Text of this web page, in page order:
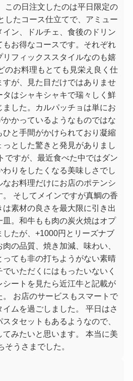
この日注文したのは平日限定の
したコース仕立てで、アミュー
イン、ドルチェ、食後のドリン
もお得なコースです。それぞれ
フィックススタイルなのも嬉
のお料理もとても見栄え良く仕
すが、見た目だけではありませ
タはシャキシャキで瑞々しく鮮
ました。カルパッチョは単にお
かっているようなものではな
ひと手間がかけられており凝縮
っとした驚きと発見がありまし
ですが、最近食べた中ではダン
わりをしたくなる美味しさでし
お料理だけにお店のポテンシ
。 そしてメインですが真鯛の香
素材の良さを最大限に引き出
皿。和牛もも肉の炭火焼はオプ
したが、+1000円とリーズナブ
の品質、焼き加減、味わい、
ても非の打ちようがない素晴
いただくにはもったいないく
シートを見たら近江牛と記載が
お店のサービスもスマートで
ムを過ごしました。 平日はさ
タセットもあるようなので、
みたいと思います。 本当に美
うさまでした。